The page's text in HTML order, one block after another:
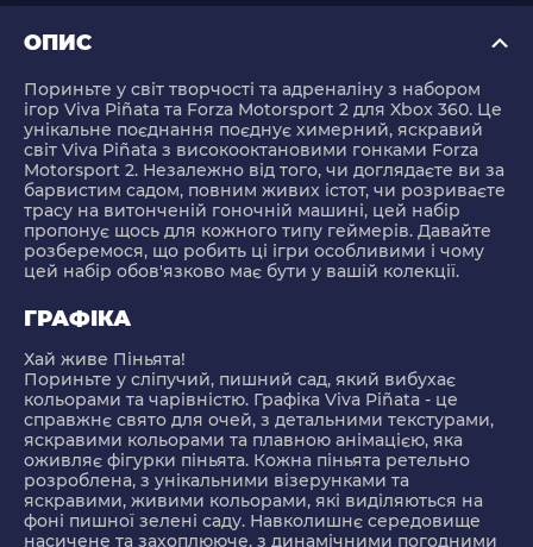
ОПИС
Пориньте у світ творчості та адреналіну з набором
ігор Viva Piñata та Forza Motorsport 2 для Xbox 360. Це
унікальне поєднання поєднує химерний, яскравий
світ Viva Piñata з високооктановими гонками Forza
Motorsport 2. Незалежно від того, чи доглядаєте ви за
барвистим садом, повним живих істот, чи розриваєте
трасу на витонченій гоночній машині, цей набір
пропонує щось для кожного типу геймерів. Давайте
розберемося, що робить ці ігри особливими і чому
цей набір обов'язково має бути у вашій колекції.
ГРАФІКА
Хай живе Піньята!
Пориньте у сліпучий, пишний сад, який вибухає
кольорами та чарівністю. Графіка Viva Piñata - це
справжнє свято для очей, з детальними текстурами,
яскравими кольорами та плавною анімацією, яка
оживляє фігурки піньята. Кожна піньята ретельно
розроблена, з унікальними візерунками та
яскравими, живими кольорами, які виділяються на
фоні пишної зелені саду. Навколишнє середовище
насичене та захоплююче, з динамічними погодними